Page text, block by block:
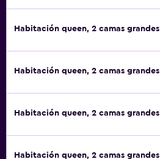
Habitación queen, 2 camas grandes
Habitación queen, 2 camas grandes
Habitación queen, 2 camas grandes
Habitación queen, 2 camas grandes